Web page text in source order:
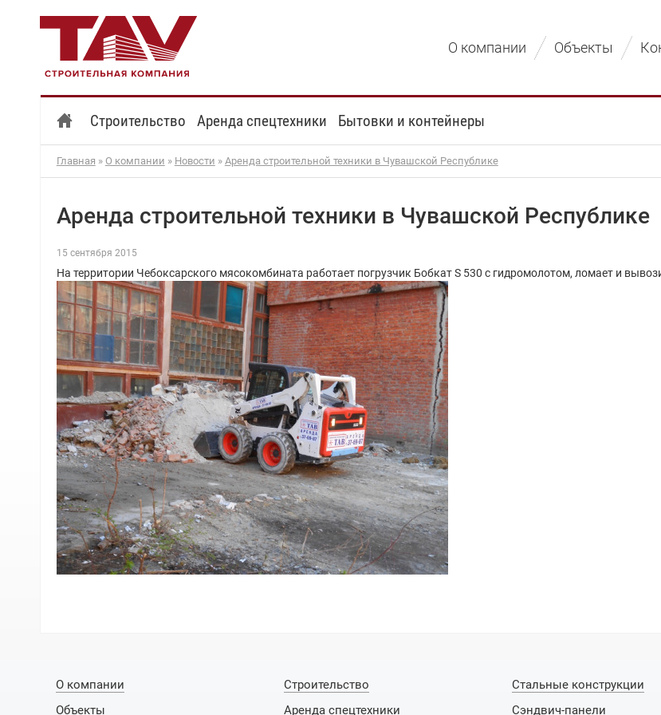
О компании Объекты
Строительство Аренда спецтехники Бытовки и контейнеры
Главная » О компании » Новости » Аренда строительной техники в Чувашской Республике
Аренда строительной техники в Чувашской Республике
15 сентября 2015
На территории Чебоксарского мясокомбината работает погрузчик Бобкат S 530 с гидромолотом, ломает и
О компании
Объекты
Строительство
Аренда спецтехники
Стальные конструкции
Сэндвич-панели